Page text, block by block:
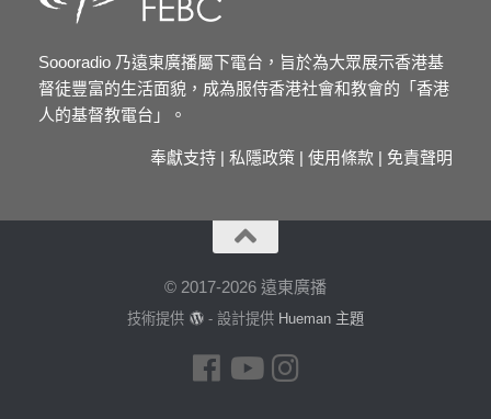
Soooradio 乃遠東廣播屬下電台，旨於為大眾展示香港基
督徒豐富的生活面貌，成為服侍香港社會和教會的「香港
人的基督教電台」。
奉獻支持 | 私隱政策 | 使用條款 | 免責聲明
© 2017-2026 遠東廣播
技術提供 - 設計提供 Hueman 主題